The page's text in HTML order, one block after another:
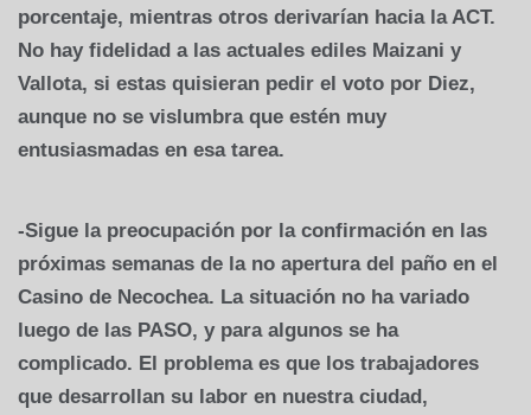
porcentaje, mientras otros derivarían hacia la ACT.
No hay fidelidad a las actuales ediles Maizani y
Vallota, si estas quisieran pedir el voto por Diez,
aunque no se vislumbra que estén muy
entusiasmadas en esa tarea.
-Sigue la preocupación por la confirmación en las
próximas semanas de la no apertura del paño en el
Casino de Necochea. La situación no ha variado
luego de las PASO, y para algunos se ha
complicado. El problema es que los trabajadores
que desarrollan su labor en nuestra ciudad,